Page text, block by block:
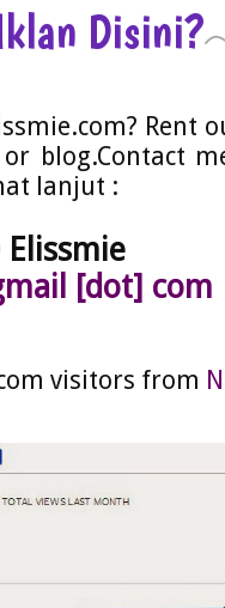
Disini?
Rent
blog.Contact
lanjut :
Elissmie
[dot] com
visitors from